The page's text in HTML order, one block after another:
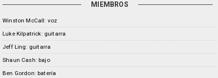
MIEMBROS
Winston McCall: voz
Luke Kilpatrick: guitarra
Jeff Ling: guitarra
Shaun Cash: bajo
Ben Gordon: batería